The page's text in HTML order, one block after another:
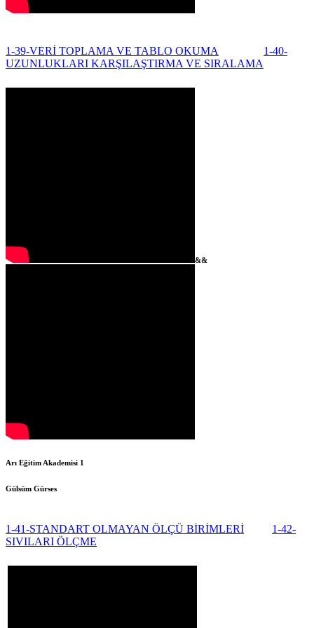
1-39-VERİ TOPLAMA VE TABLO OKUMA
1-40-
UZUNLUKLARI KARŞILAŞTIRMA VE SIRALAMA
&&
Arı Eğitim Akademisi 1
Gülsüm Gürses
1-41-STANDART OLMAYAN ÖLÇÜ BİRİMLERİ
1-42-
SIVILARI ÖLÇME